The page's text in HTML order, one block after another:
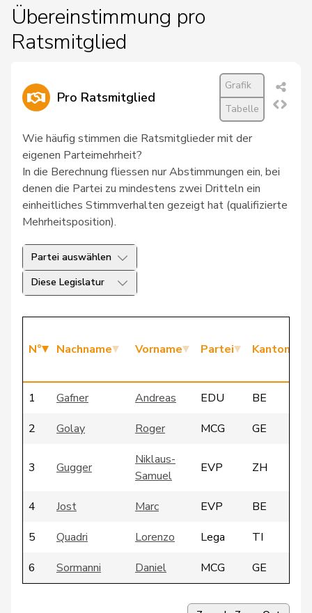
Übereinstimmung pro
Ratsmitglied
Pro Ratsmitglied
Grafik
Tabelle
Wie häufig stimmen die Ratsmitglieder mit der
eigenen Parteimehrheit?
In die Berechnung fliessen nur Abstimmungen ein, bei
denen die Partei zu mindestens zwei Dritteln ein
einheitliches Stimmverhalten gezeigt hat (qualifizierte
Mehrheitsposition).
Partei auswählen
Diese Legislatur
N° Nachname Vorname Partei Kanton
1 Gafner Andreas EDU
BE
2
Golay Roger MCG GE
3 Gugger
Niklaus-
Samuel
EVP ZH
4 Jost Marc EVP
BE
5
Quadri Lorenzo Lega
TI
6
Sormanni Daniel MCG
GE